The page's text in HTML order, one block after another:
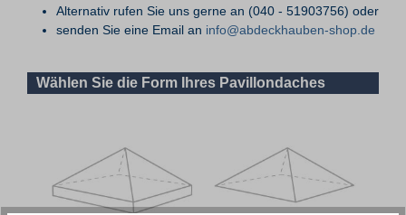
Alternativ rufen Sie uns gerne an (040 - 51903756) oder
senden Sie eine Email an info@abdeckhauben-shop.de